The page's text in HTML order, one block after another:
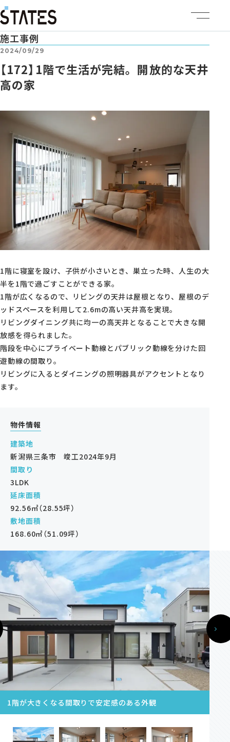
ステーツについて
商品ラインナップ
イベント情報
施工事例
建売・土地情報
企業情報
モデルハウス・支店
オーナーの方へ
0120-666-940
【受付時間】10時～18時
来場予約
資料請求
オンライン相談
施工事例
2024/09/29
【172】1階で生活が完結。開放的な天井
高の家
1階に寝室を設け、子供が小さいとき、巣立った時、人生の大
半を1階で過ごすことができる家。
1階が広くなるので、リビングの天井は屋根となり、屋根のデ
ッドスペースを利用して2.6mの高い天井高を実現。
リビングダイニング共に均一の高天井となることで大きな開
放感を得られました。
階段を中心にプライベート動線とパブリック動線を分けた回
遊動線の間取り。
リビングに入るとダイニングの照明器具がアクセントとなり
ます。
物件情報
建築地
新潟県三条市 竣工2024年9月
間取り
3LDK
延床面積
92.56㎡（28.55坪）
敷地面積
168.60㎡（51.09坪）
1階が大きくなる間取りで安定感のある外観